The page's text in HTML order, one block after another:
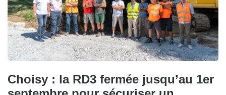
Choisy : la RD3 fermée jusqu’au 1er